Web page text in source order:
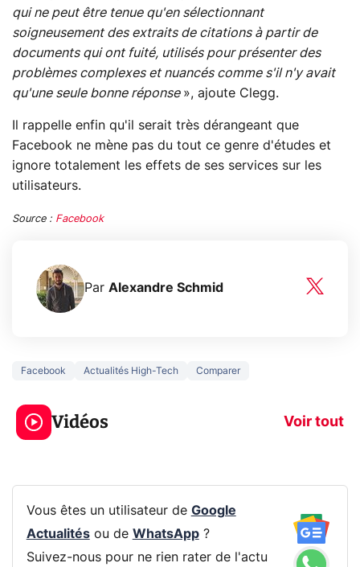
qui ne peut être tenue qu'en sélectionnant
soigneusement des extraits de citations à partir de
documents qui ont fuité, utilisés pour présenter des
problèmes complexes et nuancés comme s'il n'y avait
qu'une seule bonne réponse », ajoute Clegg.
Il rappelle enfin qu'il serait très dérangeant que
Facebook ne mène pas du tout ce genre d'études et
ignore totalement les effets de ses services sur les
utilisateurs.
Source : Facebook
Par Alexandre Schmid
Facebook Actualités High-Tech Comparer
Vidéos Voir tout
5 générations de
jeux dans la
prochaine Xbox !
navigation
Vous êtes un utilisateur de Google
Actualitésou de WhatsApp?
Suivez-nous pour ne rien rater de l'actu